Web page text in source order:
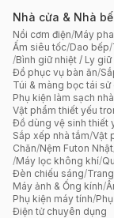
Nhà cửa & Nhà
Nồi cơm điện/Máy
Ấm siêu tốc/Dao bếp/
/Bình giữ nhiệt / Ly
Đồ phục vụ bàn ăn/
Túi & màng bọc tái sử
Phụ kiện làm sạch
Vật phẩm thiết yếu
Đồ dùng vệ sinh thiết
Sắp xếp nhà tắm/Vật
Chăn/Nệm Futon Nhật
/Máy lọc không khí/
Đèn chiếu sáng/
Máy ảnh & Ống kính/
Phụ kiện máy tính/
Điện tử chuyên dụng